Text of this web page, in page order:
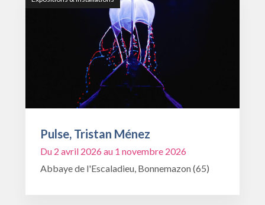
Pulse, Tristan Ménez
Du 2 avril 2026 au 1 novembre 2026
Abbaye de l'Escaladieu, Bonnemazon (65)